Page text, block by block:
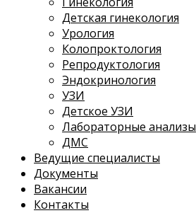
Детская гинекология
Урология
Колопроктология
Репродуктология
Эндокринология
УЗИ
Детское УЗИ
Лабораторные анализы
ДМС
Ведущие специалисты
Документы
Вакансии
Контакты